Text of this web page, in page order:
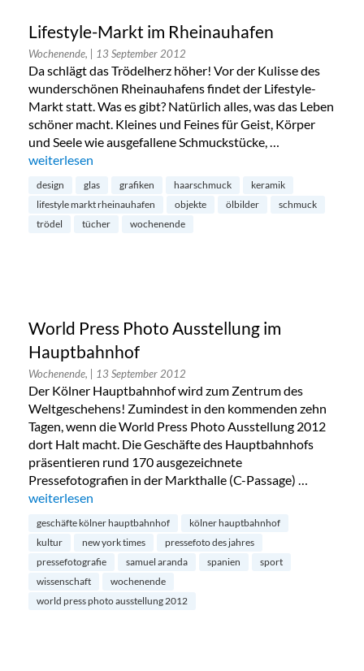
Lifestyle-Markt im Rheinauhafen
Wochenende, | 13 September 2012
Da schlägt das Trödelherz höher! Vor der Kulisse des
wunderschönen Rheinauhafens findet der Lifestyle-
Markt statt. Was es gibt? Natürlich alles, was das Leben
schöner macht. Kleines und Feines für Geist, Körper
und Seele wie ausgefallene Schmuckstücke, …
„Lifestyle-Markt im Rheinauhafen“
weiterlesen
design glas grafiken haarschmuck
keramik
lifestyle markt rheinauhafen
objekte ölbilder
schmuck
trödel
tücher wochenende
World Press Photo Ausstellung im
Hauptbahnhof
Wochenende, | 13 September 2012
Der Kölner Hauptbahnhof wird zum Zentrum des
Weltgeschehens! Zumindest in den kommenden zehn
Tagen, wenn die World Press Photo Ausstellung 2012
dort Halt macht. Die Geschäfte des Hauptbahnhofs
präsentieren rund 170 ausgezeichnete
Pressefotografien in der Markthalle (C-Passage) …
„World Press Photo Ausstellung im Hauptbahnhof“
weiterlesen
geschäfte kölner hauptbahnhof
kölner hauptbahnhof
kultur
new york times
pressefoto des jahres
pressefotografie
samuel aranda spanien
sport
wissenschaft
wochenende
world press photo ausstellung 2012